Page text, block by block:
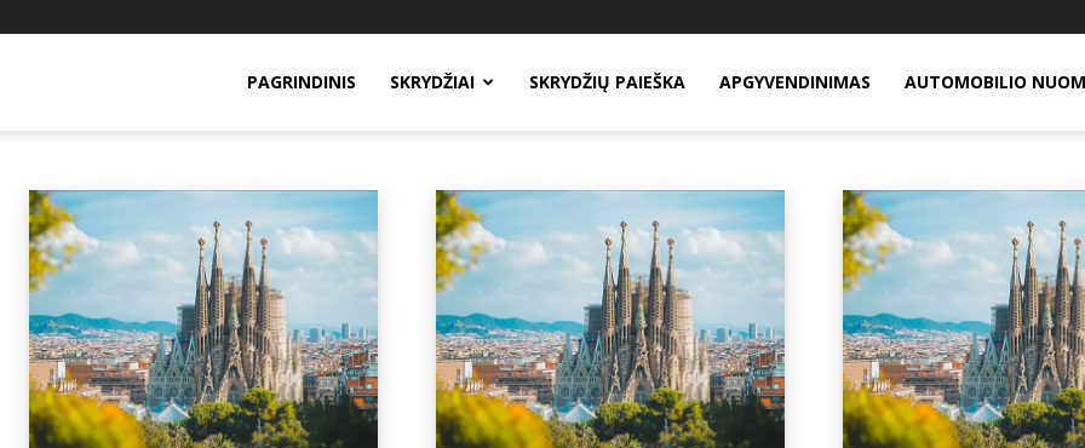
PAGRINDINIS SKRYDŽIAI SKRYDŽIŲ PAIEŠKA APGYVENDINIMAS AUTOMOBILIO
SKRYDŽIAI Į BARSELONĄ